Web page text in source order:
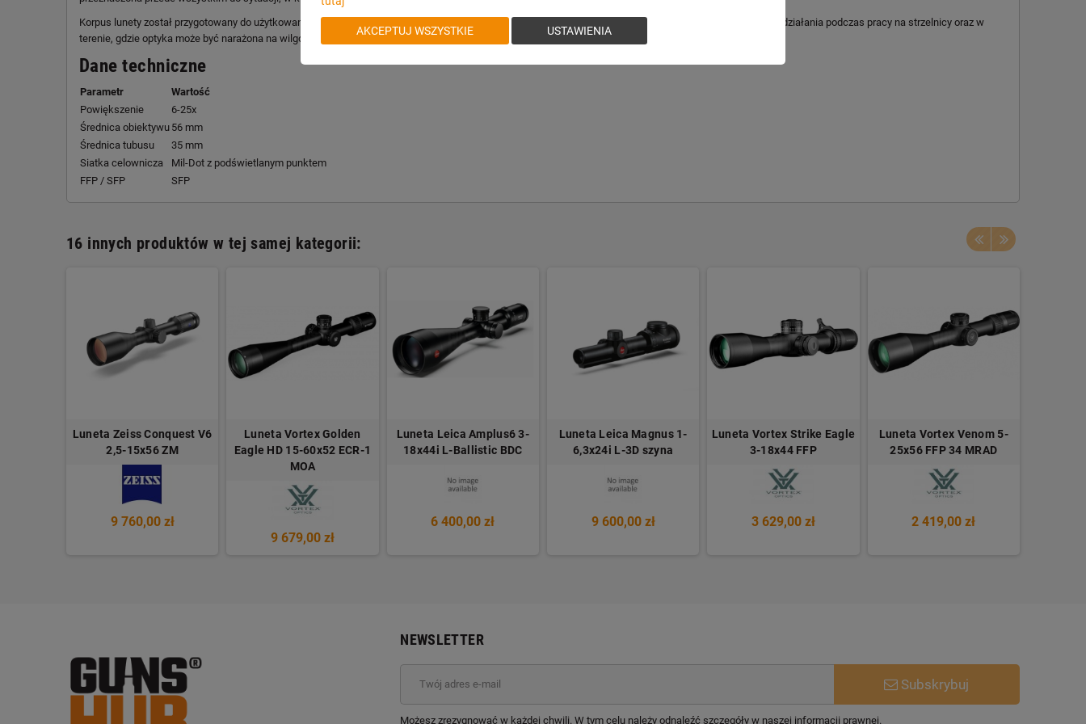
Korpus lunety został przygotowany do użytkowania w zmiennych warunkach terenowych. Odporność na wodę, zaparowanie i wstrząsy zwiększa pewność działania podczas pracy na strzelnicy oraz w
terenie, gdzie optyka może być narażona na wilgoć, zmiany temperatury i intensywną eksploatację.
Dane techniczne
Parametr
Wartość
Powiększenie
6-25x
Średnica obiektywu 56 mm
Średnica tubusu
35 mm
Siatka celownicza
Mil-Dot z podświetlanym punktem
FFP / SFP
SFP
16 innych produktów w tej samej kategorii:
Luneta Zeiss Conquest V6
2,5-15x56 ZM
9 760,00 zł
Luneta Vortex Golden
Eagle HD 15-60x52 ECR-1
MOA
9 679,00 zł
Luneta Leica Amplus6 3-
18x44i L-Ballistic BDC
6 400,00 zł
Luneta Leica Magnus 1-
6,3x24i L-3D szyna
9 600,00 zł
Luneta Vortex Strike Eagle
3-18x44 FFP
3 629,00 zł
Luneta Vortex Venom 5-
25x56 FFP 34 MRAD
2 419,00 zł
NEWSLETTER
Subskrybuj
Możesz zrezygnować w każdej chwili. W tym celu należy odnaleźć szczegóły w naszej informacji prawnej.
AKCEPTUJ WSZYSTKIE USTAWIENIA